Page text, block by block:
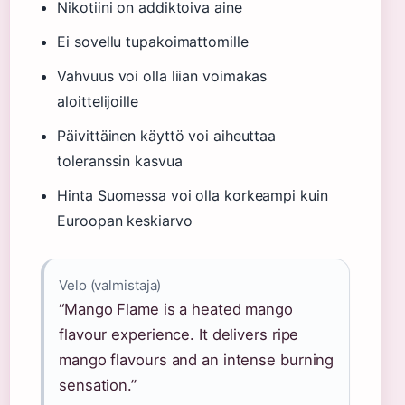
Nikotiini on addiktoiva aine
Ei sovellu tupakoimattomille
Vahvuus voi olla liian voimakas
aloittelijoille
Päivittäinen käyttö voi aiheuttaa
toleranssin kasvua
Hinta Suomessa voi olla korkeampi kuin
Euroopan keskiarvo
Velo (valmistaja)
“Mango Flame is a heated mango
flavour experience. It delivers ripe
mango flavours and an intense burning
sensation.”